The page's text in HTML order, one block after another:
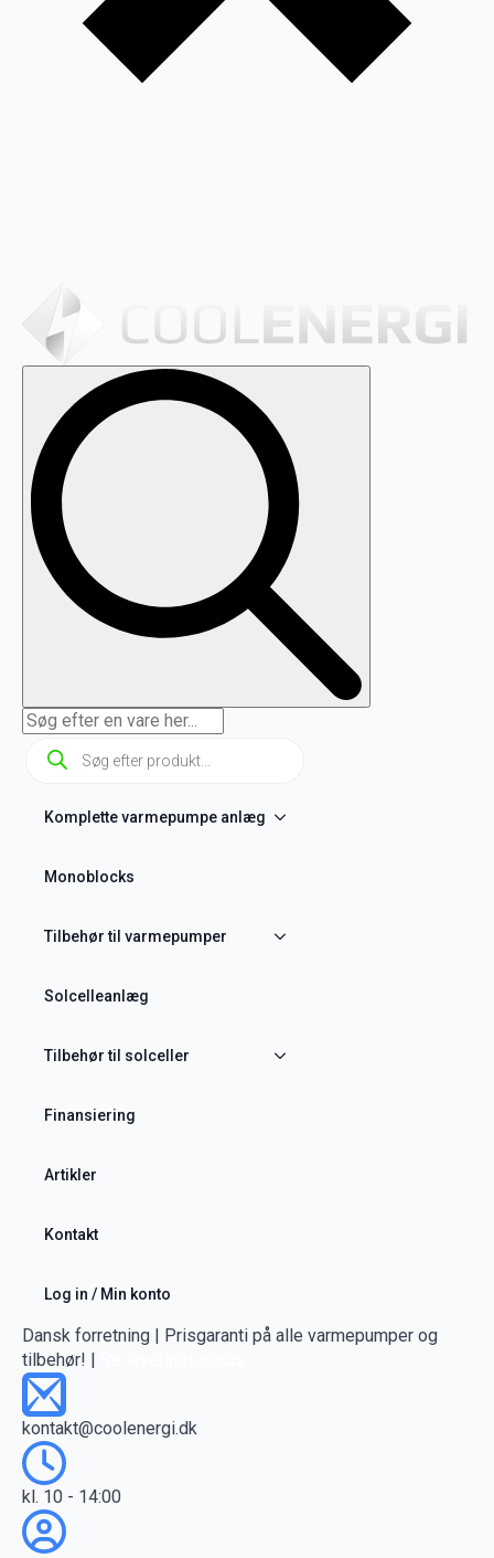
Search
Products
search
Komplette varmepumpe anlæg
Monoblocks
Tilbehør til varmepumper
Solcelleanlæg
Tilbehør til solceller
Finansiering
Artikler
Kontakt
Log in / Min konto
Dansk forretning | Prisgaranti på alle varmepumper og
tilbehør! |
kontakt@coolenergi.dk
kl. 10 - 14:00